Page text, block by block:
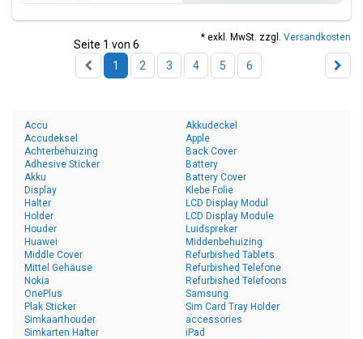
* exkl. MwSt. zzgl. Versandkosten
Seite 1 von 6
1
2 3 4 5 6
Accu
Accudeksel
Achterbehuizing
Adhesive Sticker
Akku
Akkudeckel
Apple
Back Cover
Battery
Battery Cover
Display
Halter
Holder
Houder
Huawei
Klebe Folie
LCD Display Modul
LCD Display Module
Luidspreker
Middenbehuizing
Middle Cover
Mittel Gehäuse
Nokia
OnePlus
Plak Sticker
Refurbished Tablets
Refurbished Telefone
Refurbished Telefoons
Samsung
Sim Card Tray Holder
Simkaarthouder
Simkarten Halter
accessories
iPad